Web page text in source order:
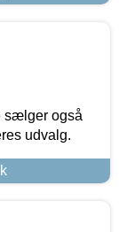
sælger også
udvalg.